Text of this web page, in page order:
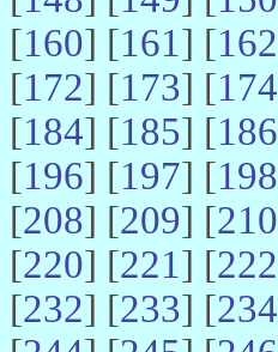
[160] [161] [162
[172] [173] [174
[184] [185] [186
[196] [197] [198
[208] [209] [210
[220] [221] [222
[232] [233] [234